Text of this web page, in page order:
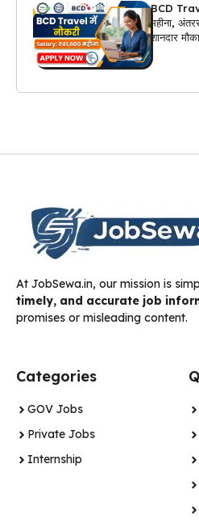
BCD
महीना,
शानदार
At JobSewa.in, our mission is
timely, and accurate job
promises or misleading content.
Categories
GOV Jobs
Private Jobs
Internship